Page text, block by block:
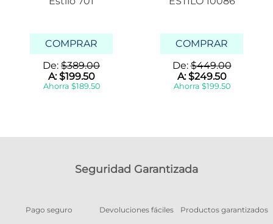
COMPRAR
De: $389.00
A:$199.50
Ahorra $189.50
COMPRAR
De:$449.00
A:$249.50
Ahorra $199.50
Seguridad Garantizada
Pago seguro Devoluciones fáciles Productos garantizados